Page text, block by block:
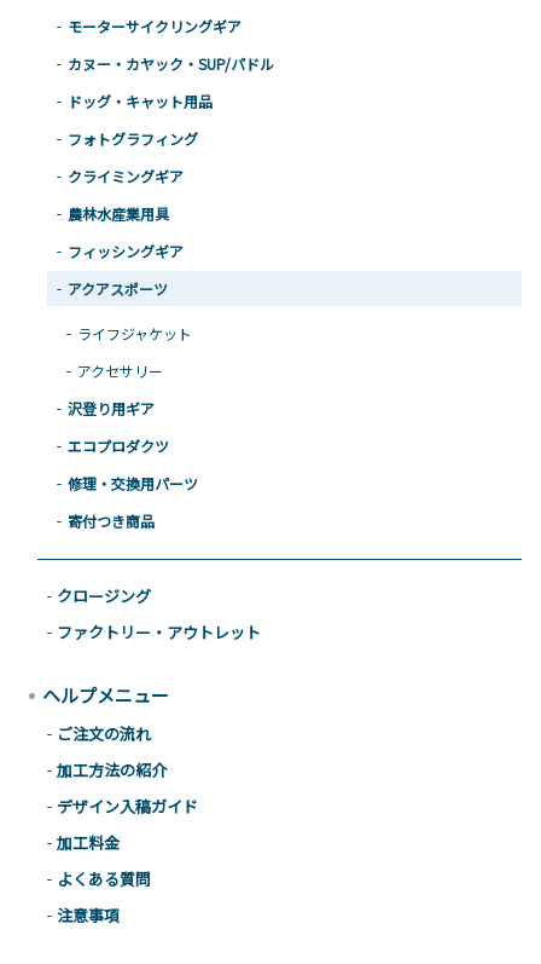
モーターサイクリングギア
カヌー・カヤック・SUP/パドル
ドッグ・キャット用品
フォトグラフィング
クライミングギア
農林水産業用具
フィッシングギア
アクアスポーツ
ライフジャケット
アクセサリー
沢登り用ギア
エコプロダクツ
修理・交換用パーツ
寄付つき商品
クロージング
ファクトリー・アウトレット
ヘルプメニュー
ご注文の流れ
加工方法の紹介
デザイン入稿ガイド
加工料金
よくある質問
注意事項